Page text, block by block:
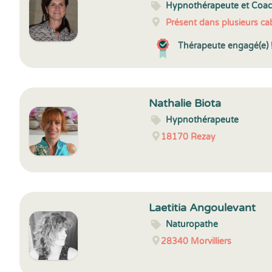
Hypnothérapeute et
Présent dans plusieurs
Thérapeute engagé(e)
Nathalie Biota
Hypnothérapeute
18170 Rezay
Laetitia Angoulevant
Naturopathe
28340 Morvilliers